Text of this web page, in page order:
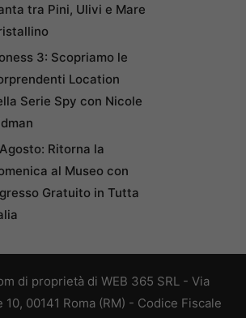
tra Pini, Ulivi e Mare
3: Scopriamo le
Location
Serie Spy con Nicole
Ritorna la
al Museo con
Gratuito in Tutta
di proprietà di WEB 365 SRL - Via
10, 00141 Roma (RM) - Codice Fiscale